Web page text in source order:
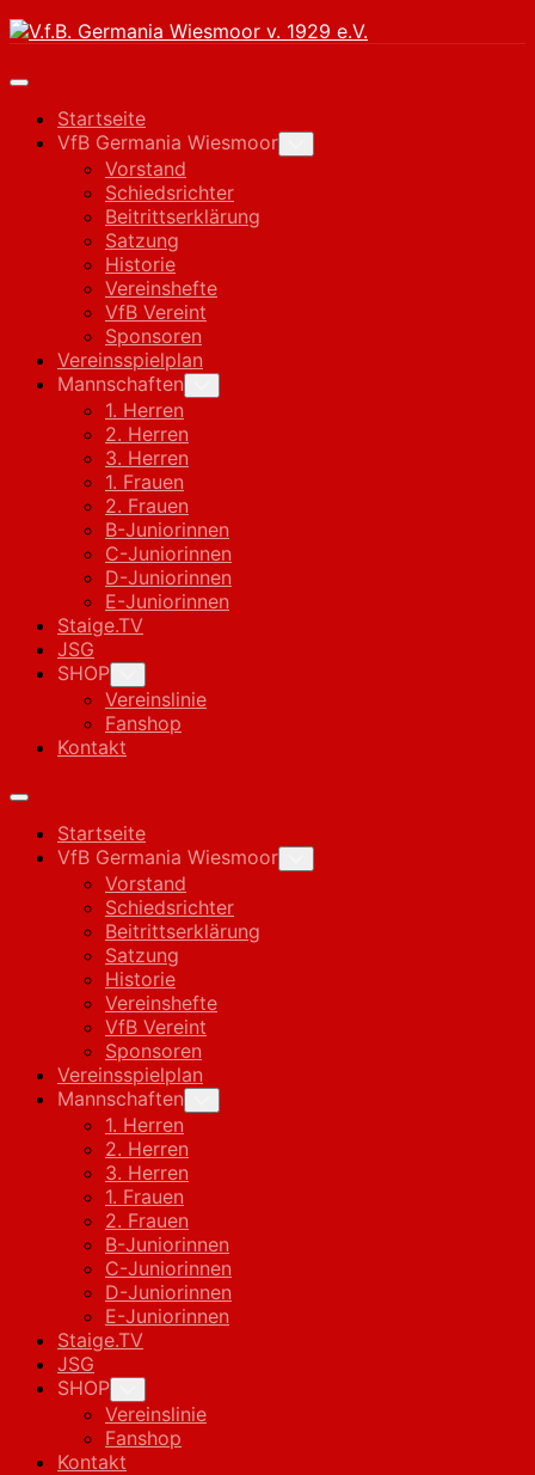
Skip
content
Expand
Startseite
VfB Germania Wiesmoor
Child
Vorstand
Schiedsrichter
Beitrittserklärung
Satzung
Historie
Vereinshefte
VfB Vereint
Sponsoren
Vereinsspielplan
Mannschaften
Child
1. Herren
2. Herren
3. Herren
1. Frauen
2. Frauen
B-Juniorinnen
C-Juniorinnen
D-Juniorinnen
E-Juniorinnen
Staige.TV
JSG
SHOP
Child
Menu
Vereinslinie
Fanshop
Kontakt
Expand
Startseite
VfB Germania Wiesmoor
Child
Vorstand
Schiedsrichter
Beitrittserklärung
Satzung
Historie
Vereinshefte
VfB Vereint
Sponsoren
Vereinsspielplan
Mannschaften
Child
1. Herren
2. Herren
3. Herren
1. Frauen
2. Frauen
B-Juniorinnen
C-Juniorinnen
D-Juniorinnen
E-Juniorinnen
Staige.TV
JSG
SHOP
Child
Menu
Vereinslinie
Fanshop
Kontakt